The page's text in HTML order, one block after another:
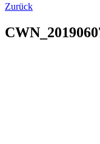
Zurück